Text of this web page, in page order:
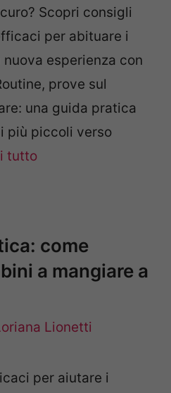
Scopri consigli
per abituare i
esperienza con
prove sul
una guida pratica
più piccoli verso
tutto
come
a mangiare a
Lionetti
per aiutare i